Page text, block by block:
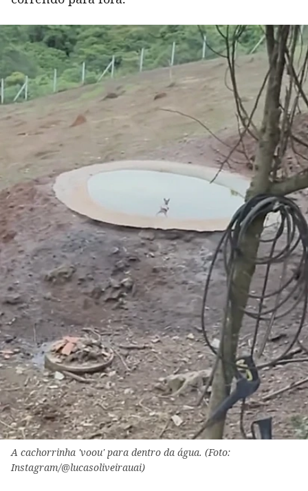
A cachorrinha 'voou' para dentro da água. (Foto:
Instagram/@lucasoliveirauai)